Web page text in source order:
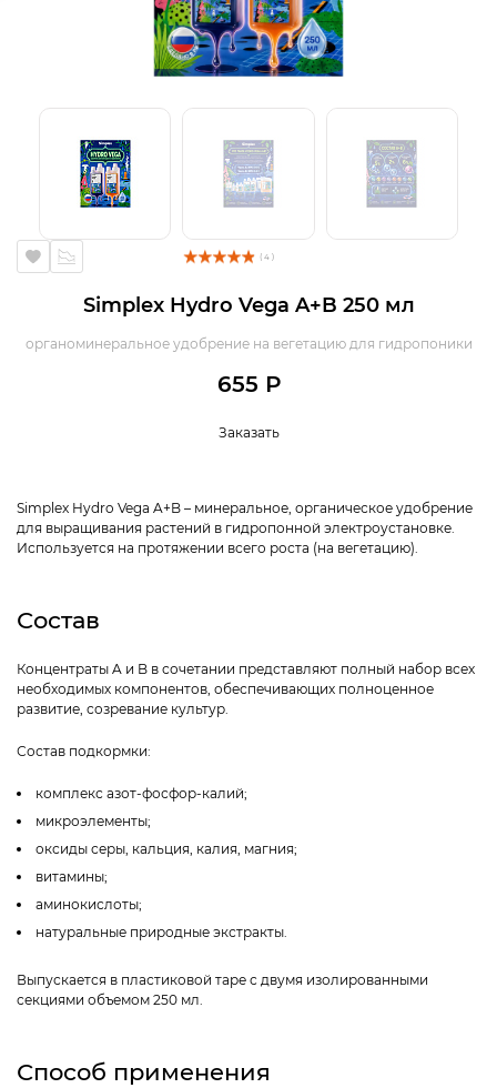
( 4 )
Simplex Hydro Vega A+B 250 мл
органоминеральное удобрение на вегетацию для гидропоники
655 Р
Заказать
Simplex Hydro Vega A+B – минеральное, органическое удобрение
для выращивания растений в гидропонной электроустановке.
Используется на протяжении всего роста (на вегетацию).
Состав
Концентраты A и B в сочетании представляют полный набор всех
необходимых компонентов, обеспечивающих полноценное
развитие, созревание культур.
Состав подкормки:
комплекс азот-фосфор-калий;
микроэлементы;
оксиды серы, кальция, калия, магния;
витамины;
аминокислоты;
натуральные природные экстракты.
Выпускается в пластиковой таре с двумя изолированными
секциями объемом 250 мл.
Способ применения